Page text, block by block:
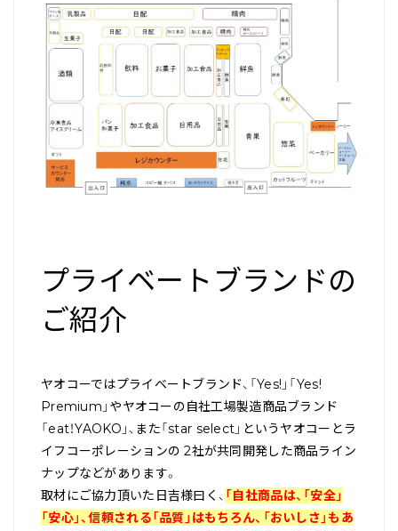
プライベートブランドの
ご紹介
ヤオコーではプライベートブランド、「Yes!」「Yes!
Premium」やヤオコーの自社工場製造商品ブランド
「eat！YAOKO」、また「star select」というヤオコーとラ
イフコーポレーションの 2社が共同開発した商品ライン
ナップなどがあります。
取材にご協力頂いた日吉様曰く、 「自社商品は、「安全」
「安心」、信頼される「品質」はもちろん、「おいしさ」もあ